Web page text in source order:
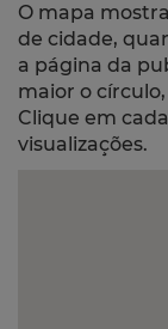
O mapa
de cidade,
a página da
maior o
Clique em
visualizações.